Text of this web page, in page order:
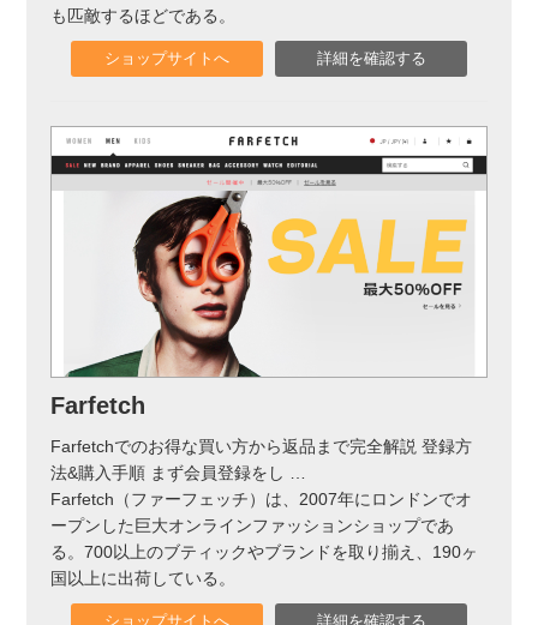
も匹敵するほどである。
ショップサイトへ 詳細を確認する
Farfetch
Farfetchでのお得な買い方から返品まで完全解説 登録方
法&購入手順 まず会員登録をし
Farfetch（ファーフェッチ）は、2007年にロンドンでオ
ープンした巨大オンラインファッションショップであ
る。700以上のブティックやブランドを取り揃え、190ヶ
国以上に出荷している。
ショップサイトへ 詳細を確認する